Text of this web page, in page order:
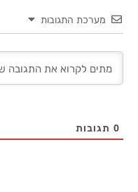
מערכת התגובות
0 תגובות